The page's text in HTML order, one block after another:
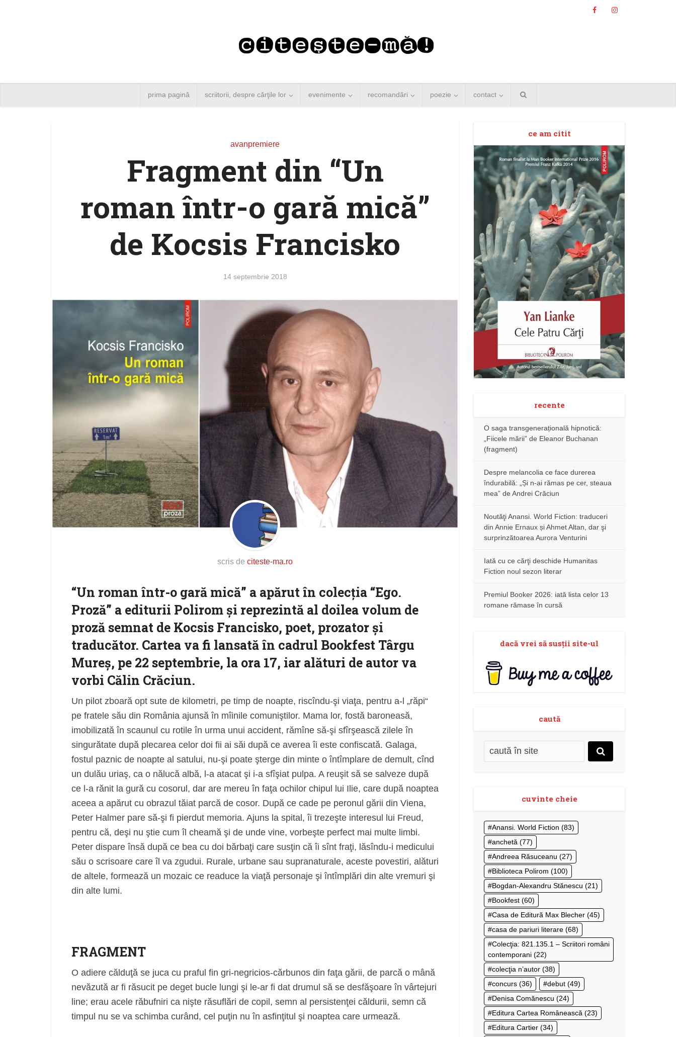
prima pagină scriitorii, despre cărţile lor evenimente recomandări poezie contact
avanpremiere
Fragment din “Un
roman într-o gară mică”
de Kocsis Francisko
14 septembrie 2018
scris de citeste-ma.ro
“Un roman într-o gară mică” a apărut în colecţia “Ego.
Proză” a editurii Polirom şi reprezintă al doilea volum de
proză semnat de Kocsis Francisko, poet, prozator şi
traducător. Cartea va fi lansată în cadrul Bookfest Târgu
Mureş, pe 22 septembrie, la ora 17, iar alături de autor va
vorbi Călin Crăciun.
Un pilot zboară opt sute de kilometri, pe timp de noapte, riscîndu-şi viaţa, pentru a-l „răpi“
pe fratele său din România ajunsă în mîinile comuniştilor. Mama lor, fostă baroneasă,
imobilizată în scaunul cu rotile în urma unui accident, rămîne să-şi sfîrşească zilele în
singurătate după plecarea celor doi fii ai săi după ce averea îi este confiscată. Galaga,
fostul paznic de noapte al satului, nu-şi poate şterge din minte o întîmplare de demult, cînd
un dulău uriaş, ca o nălucă albă, l-a atacat şi i-a sfîşiat pulpa. A reuşit să se salveze după
ce l-a rănit la gură cu cosorul, dar are mereu în faţa ochilor chipul lui Ilie, care după noaptea
aceea a apărut cu obrazul tăiat parcă de cosor. După ce cade pe peronul gării din Viena,
Peter Halmer pare să-şi fi pierdut memoria. Ajuns la spital, îi trezeşte interesul lui Freud,
pentru că, deşi nu ştie cum îl cheamă şi de unde vine, vorbeşte perfect mai multe limbi.
Peter dispare însă după ce bea cu doi bărbaţi care susţin că îi sînt fraţi, lăsîndu-i medicului
său o scrisoare care îl va zgudui. Rurale, urbane sau supranaturale, aceste povestiri, alături
de altele, formează un mozaic ce readuce la viaţă personaje şi întîmplări din alte vremuri şi
din alte lumi.
FRAGMENT
O adiere călduţă se juca cu praful fin gri‑negricios‑cărbunos din faţa gării, de parcă o mână
nevăzută ar fi răsucit pe deget bucle lungi şi le‑ar fi dat drumul să se desfăşoare în vârtejuri
line; erau acele răbufniri ca nişte răsuflări de copil, semn al persistenţei căldurii, semn că
timpul nu se va schimba curând, cel puţin nu în asfinţitul şi noaptea care urmează.
ce am citit
recente
O saga transgenerațională hipnotică:
„Fiicele mării” de Eleanor Buchanan
(fragment)
Despre melancolia ce face durerea
îndurabilă: „Și n-ai rămas pe cer, steaua
mea” de Andrei Crăciun
Noutăţi Anansi. World Fiction: traduceri
din Annie Ernaux și Ahmet Altan, dar şi
surprinzătoarea Aurora Venturini
Iată cu ce cărţi deschide Humanitas
Fiction noul sezon literar
Premiul Booker 2026: iată lista celor 13
romane rămase în cursă
dacă vrei să susţii site-ul
caută
cuvinte cheie
Anansi. World Fiction (83)
anchetă (77)
Andreea Răsuceanu (27)
Biblioteca Polirom (100)
Bogdan-Alexandru Stănescu (21)
Bookfest (60)
Casa de Editură Max Blecher (45)
casa de pariuri literare (68)
Colecţia: 821.135.1 – Scriitori români
contemporani (22)
colecţia n’autor (38)
concurs (36) debut (49)
Denisa Comănescu (24)
Editura Cartea Românească (23)
Editura Cartier (34)